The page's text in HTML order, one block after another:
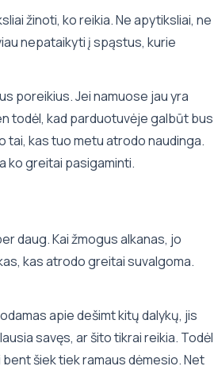
žinoti, ko reikia. Ne apytiksliai, ne
nepataikyti į spąstus, kurie
poreikius. Jei namuose jau yra
todėl, kad parduotuvėje galbūt bus
tai, kas tuo metu atrodo naudinga.
ko greitai pasigaminti.
daug. Kai žmogus alkanas, jo
kas atrodo greitai suvalgoma.
apie dešimt kitų dalykų, jis
savęs, ar šito tikrai reikia. Todėl
šiek tiek ramaus dėmesio. Net